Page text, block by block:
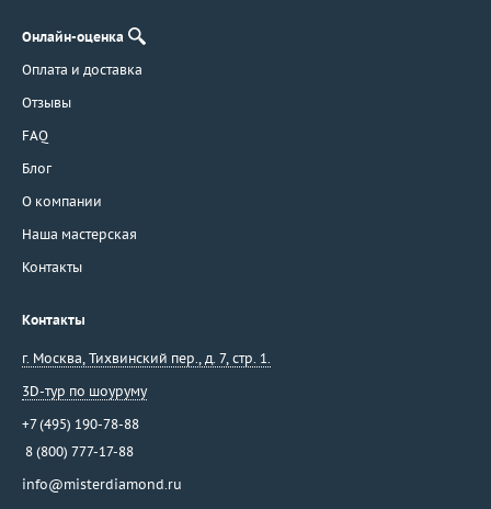
Онлайн-оценка
Оплата и доставка
Отзывы
FAQ
Блог
О компании
Наша мастерская
Контакты
Контакты
г. Москва, Тихвинский пер., д. 7, стр. 1.
3D-тур по шоуруму
+7 (495) 190-78-88
8 (800) 777-17-88
info@misterdiamond.ru